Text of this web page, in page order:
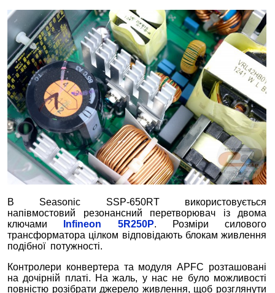
В Seasonic SSP-650RT використовується
напівмостовий резонансний перетворювач із двома
ключами
Infineon 5R250P. Розміри силового
трансформатора цілком відповідають блокам живлення
подібної потужності.
Контролери конвертера та модуля APFC розташовані
на дочірній платі. На жаль, у нас не було можливості
повністю розібрати джерело живлення, щоб розглянути